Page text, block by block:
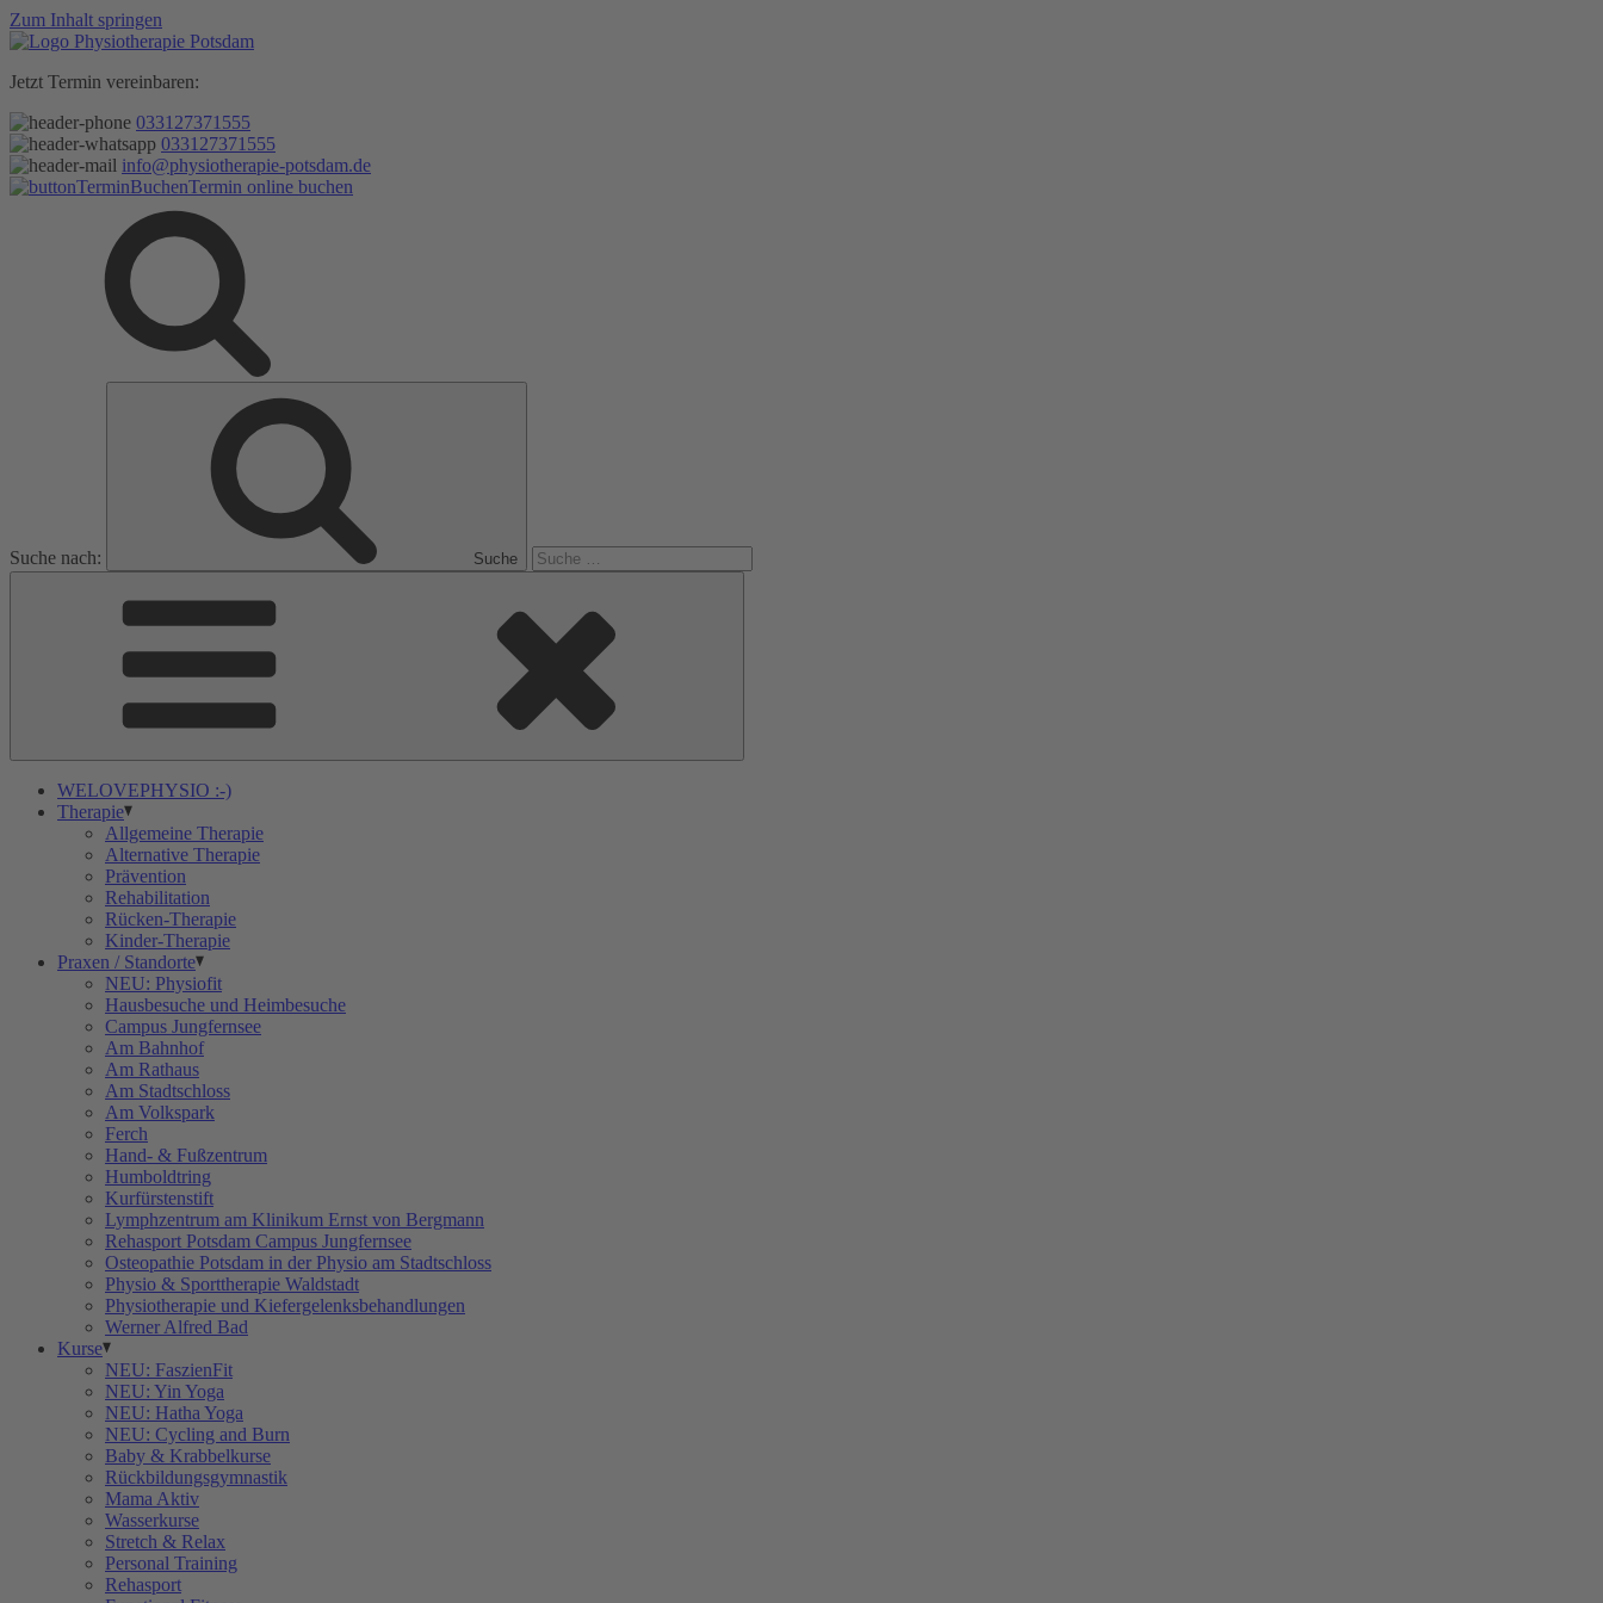
Zum Inhalt springen
Jetzt Termin vereinbaren:
033127371555
033127371555
info@physiotherapie-potsdam.de
Termin online buchen
Suche nach: Suche
WELOVEPHYSIO :-)
Therapie
Allgemeine Therapie
Alternative Therapie
Prävention
Rehabilitation
Rücken-Therapie
Kinder-Therapie
Praxen / Standorte
NEU: Physiofit
Hausbesuche und Heimbesuche
Campus Jungfernsee
Am Bahnhof
Am Rathaus
Am Stadtschloss
Am Volkspark
Ferch
Hand- & Fußzentrum
Humboldtring
Kurfürstenstift
Lymphzentrum am Klinikum Ernst von Bergmann
Rehasport Potsdam Campus Jungfernsee
Osteopathie Potsdam in der Physio am Stadtschloss
Physio & Sporttherapie Waldstadt
Physiotherapie und Kiefergelenksbehandlungen
Werner Alfred Bad
Kurse
NEU: FaszienFit
NEU: Yin Yoga
NEU: Hatha Yoga
NEU: Cycling and Burn
Baby & Krabbelkurse
Rückbildungsgymnastik
Mama Aktiv
Wasserkurse
Stretch & Relax
Personal Training
Rehasport